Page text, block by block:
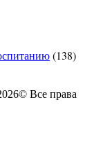
(138)
Все права